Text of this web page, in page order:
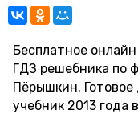
Бесплатное
ГДЗ решебника по
Пёрышкин.
учебник 2013 года